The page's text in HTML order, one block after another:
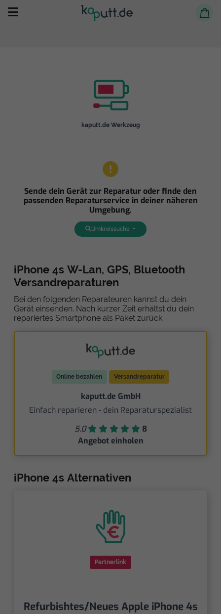
Selbst reparieren
kaputt.de Werkzeug
Sende dein Gerät zur Reparatur oder finde den
passenden Reparaturservice in deiner näheren
Umgebung.
Umkreissuche
iPhone 4s W-Lan, GPS, Bluetooth
Versandreparaturen
Bei den folgenden Reparateuren kannst du dein
Gerät einsenden. Nach kurzer Zeit erhältst du dein
repariertes Smartphone als Paket zurück.
Online bezahlen Versandreparatur
kaputt.de GmbH
Einfach reparieren - dein Reparaturspezialist
5,0
8
Angebot einholen
iPhone 4s Alternativen
Partnerlink
Refurbishtes/Neues Apple iPhone 4s